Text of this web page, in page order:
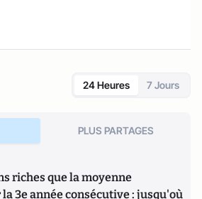
24 Heures 7 Jours
PLUS PARTAGES
riches que la moyenne
3e année consécutive : jusqu'où